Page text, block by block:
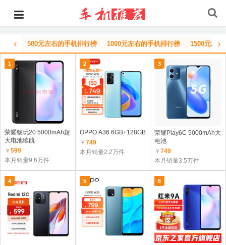
‹ 500元左右的手机排行榜 1000元左右的手机排行榜 1500元左›
1
荣耀畅玩20 5000mAh超
大电池续航
￥ 599
本月销量9.6万件
2
OPPO A36 6GB+128GB
￥ 749
本月销量2.2万件
3
荣耀Play6C 5000mAh大
电池
￥749
本月销量3.5万件
4 5 6